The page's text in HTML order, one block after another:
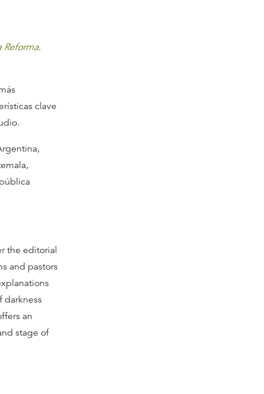
Reforma.
clave
the editorial
and pastors
darkness
an
stage of